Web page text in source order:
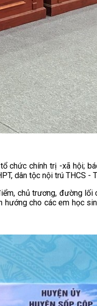
chức chính trị -xã hội;
dân tộc nội trú THCS -
chủ trương, đường
cho các em học